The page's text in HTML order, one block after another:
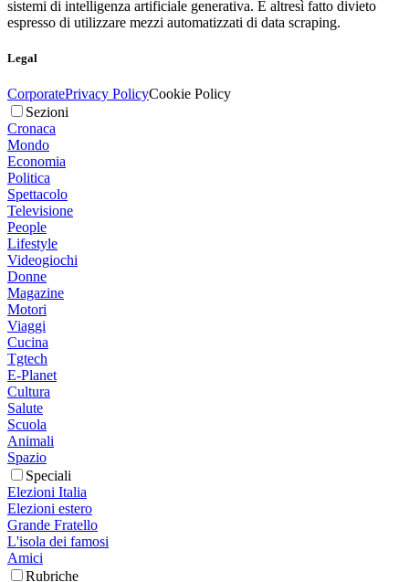
sistemi di intelligenza artificiale generativa. È altresì fatto divieto
espresso di utilizzare mezzi automatizzati di data scraping.
Legal
CorporatePrivacy PolicyCookie Policy
Sezioni
Cronaca
Mondo
Economia
Politica
Spettacolo
Televisione
People
Lifestyle
Videogiochi
Donne
Magazine
Motori
Viaggi
Cucina
Tgtech
E-Planet
Cultura
Salute
Scuola
Animali
Spazio
Speciali
Elezioni Italia
Elezioni estero
Grande Fratello
L'isola dei famosi
Amici
Rubriche